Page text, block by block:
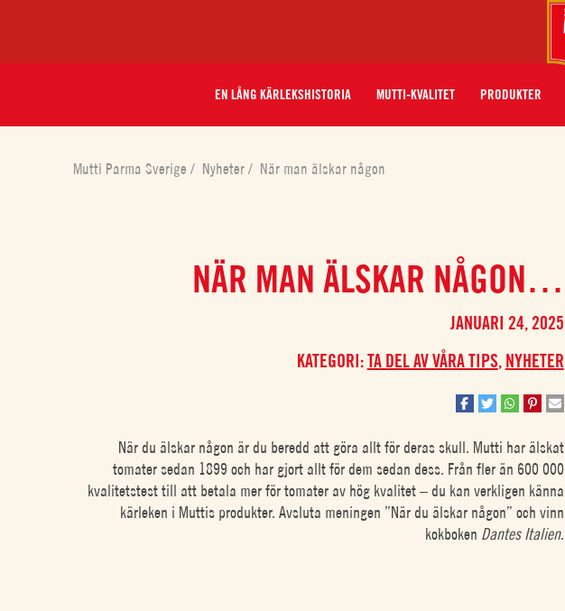
EN LÅNG KÄRLEKSHISTORIA MUTTI-KVALITET PRODUKTER
Mutti Parma Sverige/ Nyheter/ När man älskar någon
NÄR MAN ÄLSKAR NÅGON…
JANUARI 24, 2025
KATEGORI:TA DEL AV VÅRA TIPS, NYHETER
När du älskar någon är du beredd att göra allt för deras skull. Mutti har älskat
tomater sedan 1899 och har gjort allt för dem sedan dess. Från fler än 600 000
kvalitetstest till att betala mer för tomater av hög kvalitet – du kan verkligen känna
kärleken i Muttis produkter. Avsluta meningen ”När du älskar någon” och vinn
kokboken Dantes Italien.